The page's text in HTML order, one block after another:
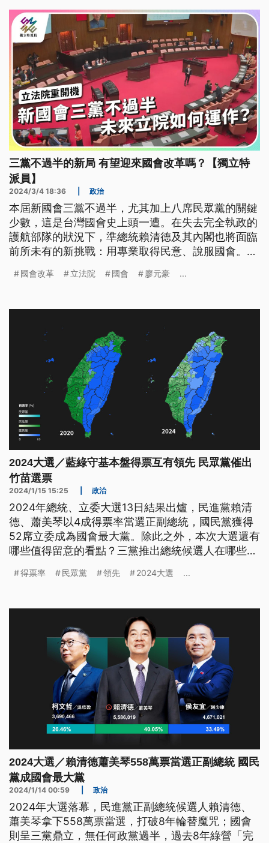
三黨不過半的新局 有望迎來國會改革嗎？【獨立特
派員】
2024/3/4 18:36 政治
本屆新國會三黨不過半，尤其加上八席民眾黨的關鍵
少數，這是台灣國會史上頭一遭。在失去完全執政的
護航部隊的狀況下，準總統賴清德及其內閣也將面臨
前所未有的新挑戰：用專業取得民意、說服國會。因
還是為人民利益的最佳時機。
國會改革 立法院 國會 廖元豪 ...
2024大選／藍綠守基本盤得票互有領先 民眾黨催出
竹苗選票
2024/1/15 15:25 政治
2024年總統、立委大選13日結果出爐，民進黨賴清
德、蕭美琴以4成得票率當選正副總統，國民黨獲得
52席立委成為國會最大黨。除此之外，本次大選還有
哪些值得留意的看點？三黨推出總統候選人在哪些地
得票率 民眾黨 領先 2024大選 ...
2024大選／賴清德蕭美琴558萬票當選正副總統 國民
黨成國會最大黨
2024/1/14 00:59 政治
2024年大選落幕，民進黨正副總統候選人賴清德、
蕭美琴拿下558萬票當選，打破8年輪替魔咒；國會
則呈三黨鼎立，無任何政黨過半，過去8年綠營「完